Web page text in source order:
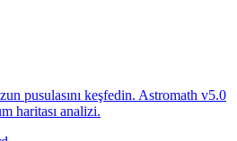
pusulasını keşfedin. Astromath v5.0
haritası analizi.